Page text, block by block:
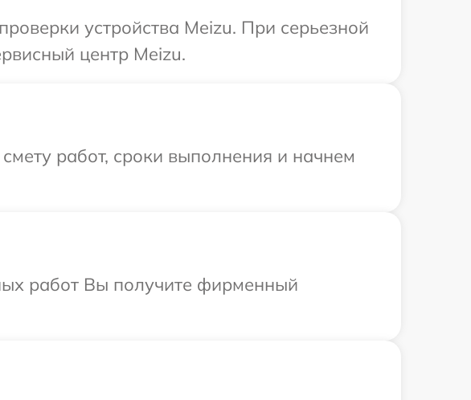
устройства Meizu. При серьезной
центр Meizu.
работ, сроки выполнения и начнем
работ Вы получите фирменный